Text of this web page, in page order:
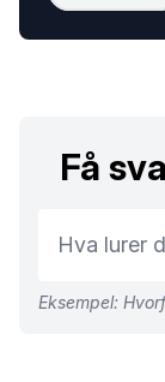
Få
Eksempel: